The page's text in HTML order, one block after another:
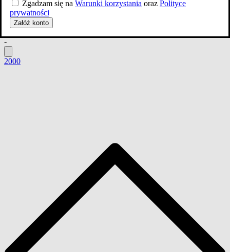
2001
-
2000
Zgadzam się na Warunki korzystania oraz Polityce
prywatności
Załóż konto